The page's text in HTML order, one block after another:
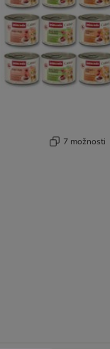
7 možnosti